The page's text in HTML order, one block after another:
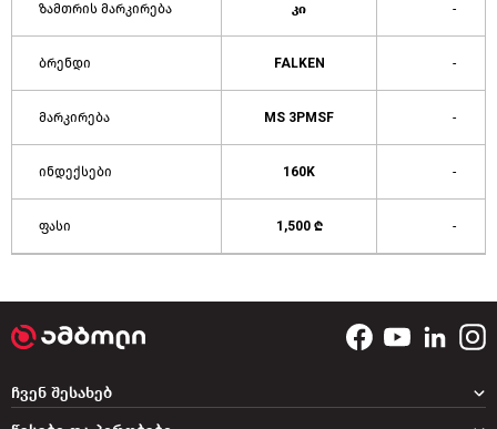
ზამთრის მარკირება კი -
ბრენდი FALKEN -
მარკირება MS 3PMSF -
ინდექსები 160K -
ფასი 1,500 ₾ -
ჩვენ შესახებ